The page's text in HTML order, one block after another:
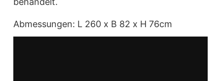
Abmessungen: L 260 x B 82 x H 76cm